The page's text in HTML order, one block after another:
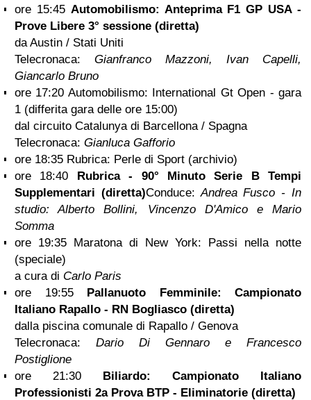
ore 15:45 Automobilismo: Anteprima F1 GP USA -
Prove Libere 3° sessione (diretta)
da Austin / Stati Uniti
Telecronaca: Gianfranco Mazzoni, Ivan Capelli,
Giancarlo Bruno
ore 17:20 Automobilismo: International Gt Open - gara
1 (differita gara delle ore 15:00)
dal circuito Catalunya di Barcellona / Spagna
Telecronaca: Gianluca Gafforio
ore 18:35 Rubrica: Perle di Sport (archivio)
ore 18:40 Rubrica - 90° Minuto Serie B Tempi
Supplementari (diretta)Conduce: Andrea Fusco - In
studio:Alberto Bollini, Vincenzo D'Amico e Mario
Somma
ore 19:35 Maratona di New York: Passi nella notte
(speciale)
a cura di Carlo Paris
ore 19:55 Pallanuoto Femminile: Campionato
Italiano Rapallo - RN Bogliasco (diretta)
dalla piscina comunale di Rapallo / Genova
Telecronaca: Dario Di Gennaro e Francesco
Postiglione
ore 21:30 Biliardo: Campionato Italiano
Professionisti 2a Prova BTP - Eliminatorie (diretta)